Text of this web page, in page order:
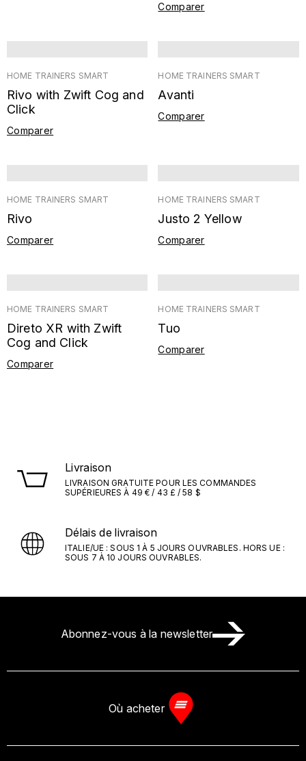
Comparer
HOME TRAINERS SMART
Rivo with Zwift Cog and
Click
Comparer
HOME TRAINERS SMART
Avanti
Comparer
HOME TRAINERS SMART
Rivo
Comparer
HOME TRAINERS SMART
Justo 2 Yellow
Comparer
HOME TRAINERS SMART
Direto XR with Zwift
Cog and Click
Comparer
HOME TRAINERS SMART
Tuo
Comparer
Livraison
LIVRAISON GRATUITE POUR LES COMMANDES
SUPÉRIEURES À 49 € / 43 £ / 58 $
Délais de livraison
ITALIE/UE : SOUS 1 À 5 JOURS OUVRABLES. HORS UE :
SOUS 7 À 10 JOURS OUVRABLES.
Abonnez-vous à la newsletter
Où acheter